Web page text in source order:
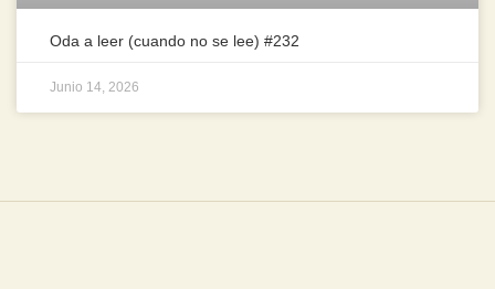
Oda a leer (cuando no se lee) #232
Junio 14, 2026